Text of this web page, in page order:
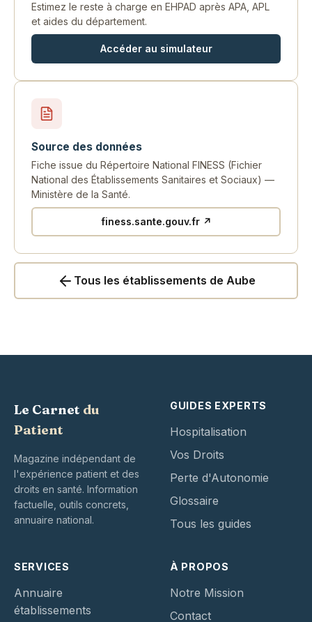
Estimez le reste à charge en EHPAD après APA, APL
et aides du département.
Accéder au simulateur
Source des données
Fiche issue du Répertoire National FINESS (Fichier
National des Établissements Sanitaires et Sociaux) —
Ministère de la Santé.
finess.sante.gouv.fr ↗
Tous les établissements de Aube
Le Carnet du
Patient
Magazine indépendant de
l'expérience patient et des
droits en santé. Information
factuelle, outils concrets,
annuaire national.
GUIDES EXPERTS
Hospitalisation
Vos Droits
Perte d'Autonomie
Glossaire
Tous les guides
SERVICES
Annuaire
établissements
À PROPOS
Notre Mission
Contact